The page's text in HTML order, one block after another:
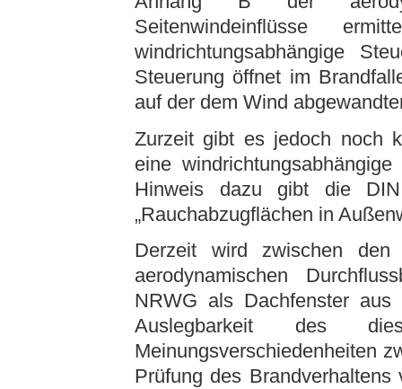
Seitenwindeinflüsse
windrichtungsabhängige
Steuerung öffnet im
auf der dem Wind
Zurzeit gibt es jedoch noch
eine
Hinweis dazu gibt die
„Rauchabzugflächen in
Derzeit wird zwischen
aerodynamischen
NRWG als Dachfenster aus
Auslegbarkeit des
Meinungsverschiedenheiten
Prüfung des